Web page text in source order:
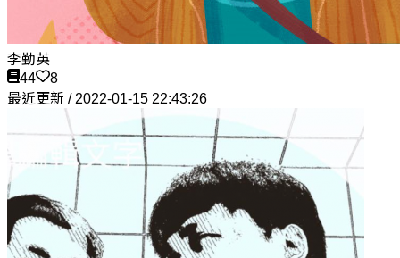
李勤英
44
8
最近更新 / 2022-01-15 22:43:26